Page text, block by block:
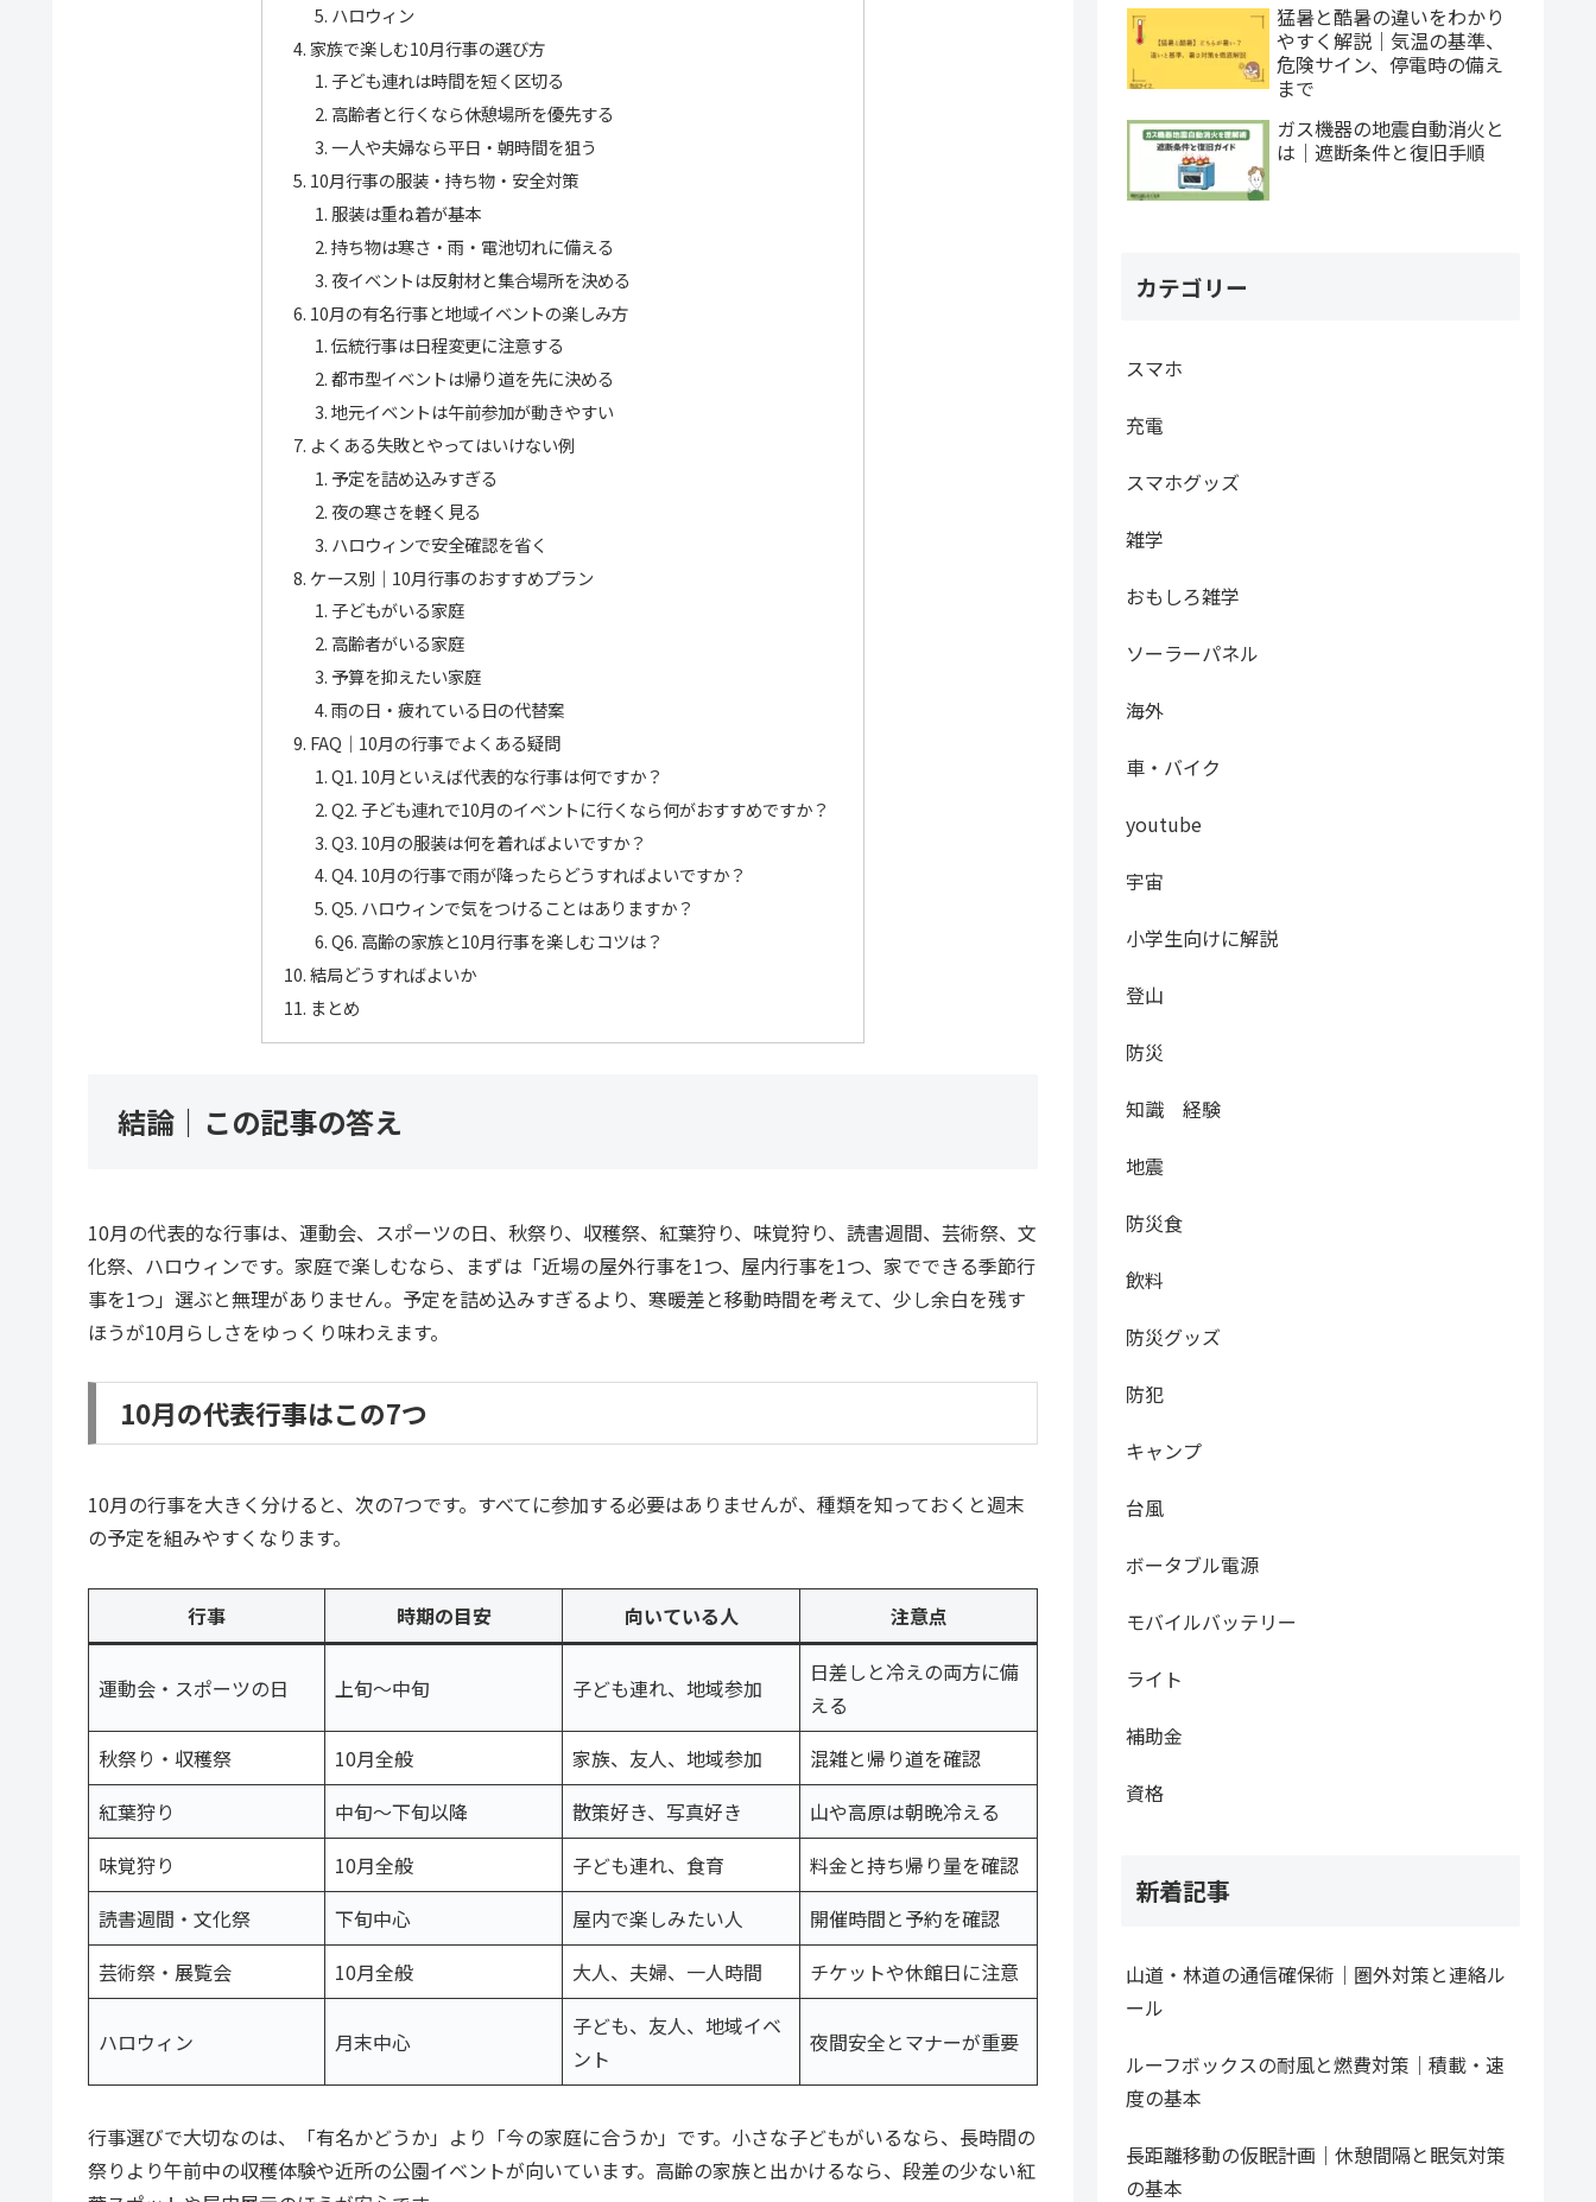
ハロウィン
家族で楽しむ10月行事の選び方
子ども連れは時間を短く区切る
高齢者と行くなら休憩場所を優先する
一人や夫婦なら平日・朝時間を狙う
10月行事の服装・持ち物・安全対策
服装は重ね着が基本
持ち物は寒さ・雨・電池切れに備える
夜イベントは反射材と集合場所を決める
10月の有名行事と地域イベントの楽しみ方
伝統行事は日程変更に注意する
都市型イベントは帰り道を先に決める
地元イベントは午前参加が動きやすい
よくある失敗とやってはいけない例
予定を詰め込みすぎる
夜の寒さを軽く見る
ハロウィンで安全確認を省く
ケース別｜10月行事のおすすめプラン
子どもがいる家庭
高齢者がいる家庭
予算を抑えたい家庭
雨の日・疲れている日の代替案
FAQ｜10月の行事でよくある疑問
Q1. 10月といえば代表的な行事は何ですか？
Q2. 子ども連れで10月のイベントに行くなら何がおすすめですか？
Q3. 10月の服装は何を着ればよいですか？
Q4. 10月の行事で雨が降ったらどうすればよいですか？
Q5. ハロウィンで気をつけることはありますか？
Q6. 高齢の家族と10月行事を楽しむコツは？
結局どうすればよいか
まとめ
結論｜この記事の答え
10月の代表的な行事は、運動会、スポーツの日、秋祭り、収穫祭、紅葉狩り、味覚狩り、読書週間、芸術祭、文
化祭、ハロウィンです。家庭で楽しむなら、まずは「近場の屋外行事を1つ、屋内行事を1つ、家でできる季節行
事を1つ」選ぶと無理がありません。予定を詰め込みすぎるより、寒暖差と移動時間を考えて、少し余白を残す
ほうが10月らしさをゆっくり味わえます。
10月の代表行事はこの7つ
10月の行事を大きく分けると、次の7つです。すべてに参加する必要はありませんが、種類を知っておくと週末
の予定を組みやすくなります。
行事 時期の目安 向いている人 注意点
運動会・スポーツの日 上旬〜中旬 子ども連れ、地域参加
日差しと冷えの両方に備
える
秋祭り・収穫祭
10月全般 家族、友人、地域参加
混雑と帰り道を確認
紅葉狩り
中旬〜下旬以降 散策好き、写真好き
山や高原は朝晩冷える
味覚狩り
10月全般 子ども連れ、食育
料金と持ち帰り量を確認
読書週間・文化祭
下旬中心 屋内で楽しみたい人
開催時間と予約を確認
芸術祭・展覧会
10月全般 大人、夫婦、一人時間 チケットや休館日に注意
ハロウィン 月末中心
子ども、友人、地域イベ
ント
夜間安全とマナーが重要
行事選びで大切なのは、「有名かどうか」より「今の家庭に合うか」です。小さな子どもがいるなら、長時間の
祭りより午前中の収穫体験や近所の公園イベントが向いています。高齢の家族と出かけるなら、段差の少ない紅
猛暑と酷暑の違いをわかり
やすく解説｜気温の基準、
危険サイン、停電時の備え
まで
ガス機器の地震自動消火と
は｜遮断条件と復旧手順
カテゴリー
スマホ
充電
スマホグッズ
雑学
おもしろ雑学
ソーラーパネル
海外
車・バイク
youtube
宇宙
小学生向けに解説
登山
防災
知識 経験
地震
防災食
飲料
防災グッズ
防犯
キャンプ
台風
ボータブル電源
モバイルバッテリー
ライト
補助金
資格
新着記事
山道・林道の通信確保術｜圏外対策と連絡ル
ール
ルーフボックスの耐風と燃費対策｜積載・速
度の基本
長距離移動の仮眠計画｜休憩間隔と眠気対策
の基本